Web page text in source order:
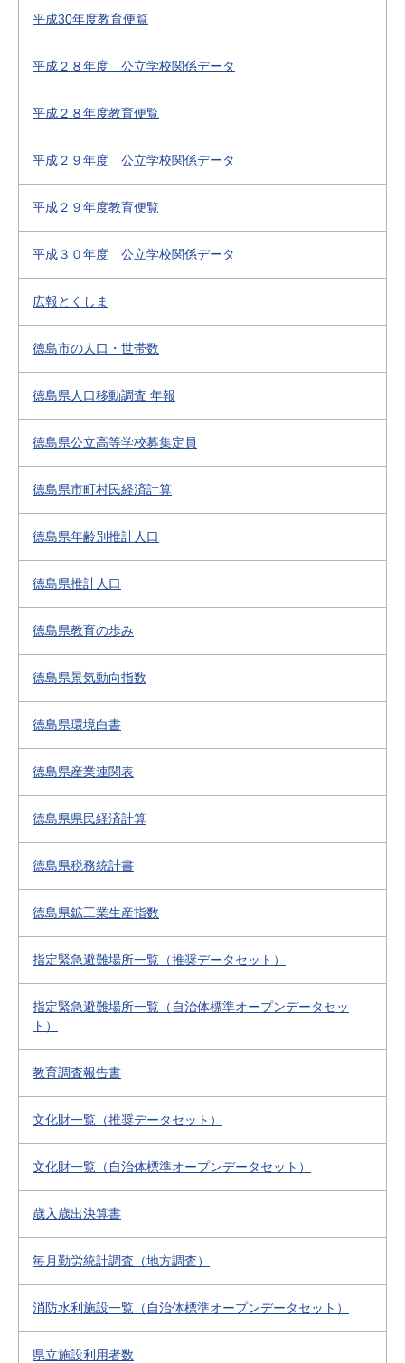
平成30年度教育便覧
平成２８年度 公立学校関係データ
平成２８年度教育便覧
平成２９年度 公立学校関係データ
平成２９年度教育便覧
平成３０年度 公立学校関係データ
広報とくしま
徳島市の人口・世帯数
徳島県人口移動調査 年報
徳島県公立高等学校募集定員
徳島県市町村民経済計算
徳島県年齢別推計人口
徳島県推計人口
徳島県教育の歩み
徳島県景気動向指数
徳島県環境白書
徳島県産業連関表
徳島県県民経済計算
徳島県税務統計書
徳島県鉱工業生産指数
指定緊急避難場所一覧（推奨データセット）
指定緊急避難場所一覧（自治体標準オープンデータセッ
ト）
教育調査報告書
文化財一覧（推奨データセット）
文化財一覧（自治体標準オープンデータセット）
歳入歳出決算書
毎月勤労統計調査（地方調査）
消防水利施設一覧（自治体標準オープンデータセット）
県立施設利用者数